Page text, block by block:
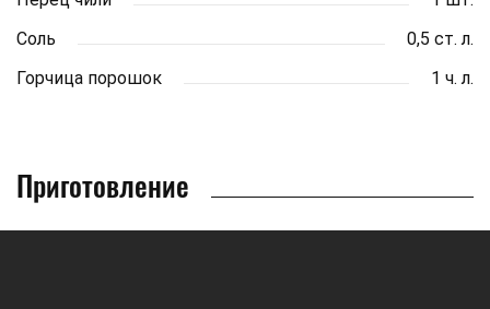
Соль
0,5 ст. л.
Горчица порошок
1 ч. л.
Приготовление